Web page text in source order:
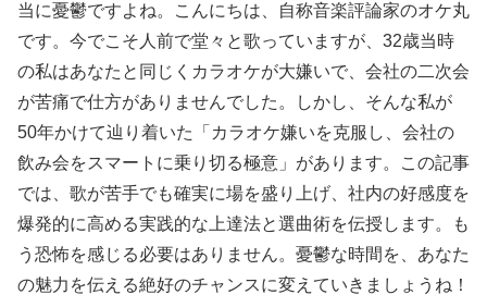
当に憂鬱ですよね。こんにちは、自称音楽評論家のオケ丸
です。今でこそ人前で堂々と歌っていますが、32歳当時
の私はあなたと同じくカラオケが大嫌いで、会社の二次会
が苦痛で仕方がありませんでした。しかし、そんな私が
50年かけて辿り着いた「カラオケ嫌いを克服し、会社の
飲み会をスマートに乗り切る極意」があります。この記事
では、歌が苦手でも確実に場を盛り上げ、社内の好感度を
爆発的に高める実践的な上達法と選曲術を伝授します。も
う恐怖を感じる必要はありません。憂鬱な時間を、あなた
の魅力を伝える絶好のチャンスに変えていきましょうね！